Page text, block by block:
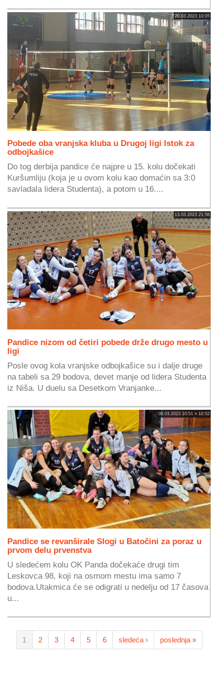
20.03.2023 10:05
Pobede oba vranjska kluba u Drugoj ligi Istok za
odbojkašice
Do tog derbija pandice će najpre u 15. kolu dočekati
Kuršumliju (koja je u ovom kolu kao domaćin sa 3:0
savladala lidera Studenta), a potom u 16....
13.03.2023 21:56
Pandice nizom od četiri pobede drže drugo mesto u
ligi
Posle ovog kola vranjske odbojkašice su i dalje druge
na tabeli sa 29 bodova, devet manje od lidera Studenta
iz Niša. U duelu sa Desetkom Vranjanke...
06.03.2023 10:51 » 10:52
Pandice se revanširale Slogi u Batočini za poraz u
prvom delu prvenstva
U sledećem kolu OK Panda dočekaće drugi tim
Leskovca 98, koji na osmom mestu ima samo 7
bodova.Utakmica će se odigrati u nedelju od 17 časova
u...
1 2 3 4 5 6 sledeća › poslednja »